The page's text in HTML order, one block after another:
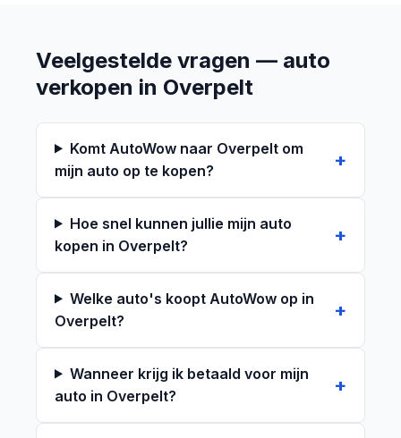
Veelgestelde vragen — auto
verkopen in Overpelt
Komt AutoWow naar Overpelt om
mijn auto op te kopen?
Hoe snel kunnen jullie mijn auto
kopen in Overpelt?
Welke auto's koopt AutoWow op in
Overpelt?
Wanneer krijg ik betaald voor mijn
auto in Overpelt?